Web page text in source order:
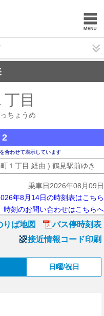
目
ちょうめ
2
合わせて表示しています
１丁目 経由 ) 鶴見駅前ゆき
乗車日2026年08月09日
年8月14日の時刻表はこちら
時刻のお問い合わせはこちらへ
りば地図
バス停時刻表
接近情報コード印刷
日曜/祝日